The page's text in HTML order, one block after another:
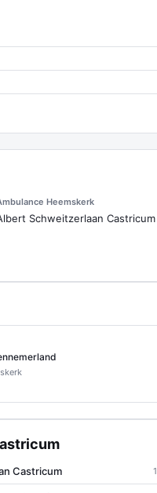
Heemskerk
Schweitzerlaan Castricum
Castricum